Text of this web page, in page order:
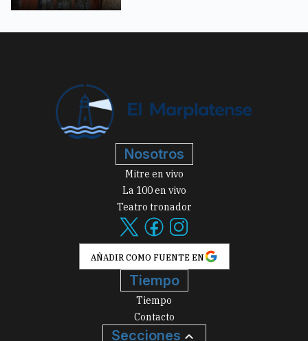
Nosotros
Mitre en vivo
La 100 en vivo
Teatro tronador
AÑADIR COMO FUENTE EN
Tiempo
Tiempo
Contacto
Secciones